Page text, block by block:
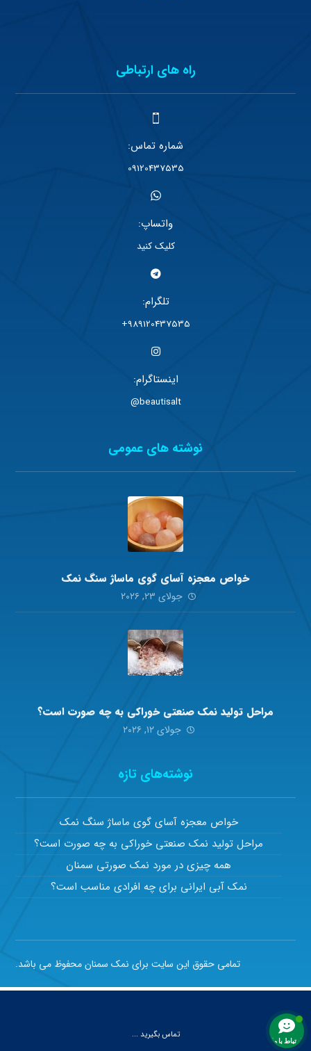
راه های ارتباطی
شماره تماس:
09120437535
واتساپ:
کلیک کنید
تلگرام:
989120437535+
اینستاگرام:
beautisalt@
نوشته های عمومی
خواص معجزه آسای گوی ماساژ سنگ نمک
جولای ۲۳, ۲۰۲۶
مراحل تولید نمک صنعتی خوراکی به چه صورت است؟
جولای ۱۲, ۲۰۲۶
نوشته‌های تازه
خواص معجزه آسای گوی ماساژ سنگ نمک
مراحل تولید نمک صنعتی خوراکی به چه صورت است؟
همه چیزی در مورد نمک صورتی سمنان
نمک آبی ایرانی برای چه افرادی مناسب است؟
تمامی حقوق این سایت برای نمک سمنان محفوظ می باشد.
تماس بگیرید ... ارتباط با ما